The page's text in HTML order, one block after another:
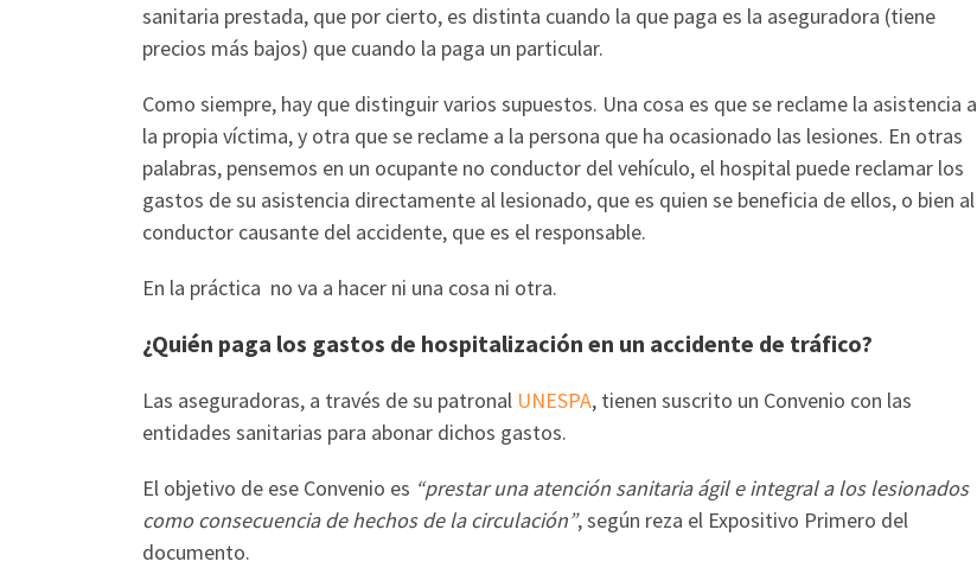
sanitaria prestada, que por cierto, es distinta cuando la que paga es la aseguradora (tiene
precios más bajos) que cuando la paga un particular.
Como siempre, hay que distinguir varios supuestos. Una cosa es que se reclame la asistencia a
la propia víctima, y otra que se reclame a la persona que ha ocasionado las lesiones. En otras
palabras, pensemos en un ocupante no conductor del vehículo, el hospital puede reclamar los
gastos de su asistencia directamente al lesionado, que es quien se beneficia de ellos, o bien al
conductor causante del accidente, que es el responsable.
En la práctica no va a hacer ni una cosa ni otra.
¿Quién paga los gastos de hospitalización en un accidente de tráfico?
Las aseguradoras, a través de su patronal UNESPA, tienen suscrito un Convenio con las
entidades sanitarias para abonar dichos gastos.
El objetivo de ese Convenio es “prestar una atención sanitaria ágil e integral a los lesionados
como consecuencia de hechos de la circulación”, según reza el Expositivo Primero del
documento.